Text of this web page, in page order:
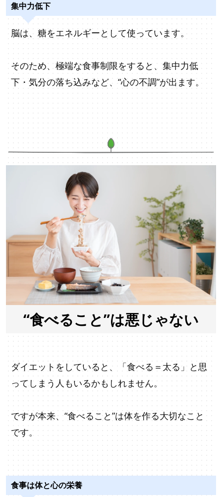
集中力低下
脳は、糖をエネルギーとして使っています。
そのため、極端な食事制限をすると、集中力低
下・気分の落ち込みなど、“心の不調”が出ます。
“食べること”は悪じゃない
ダイエットをしていると、「食べる＝太る」と思
ってしまう人もいるかもしれません。
ですが本来、“食べること”は体を作る大切なこと
です。
食事は体と心の栄養